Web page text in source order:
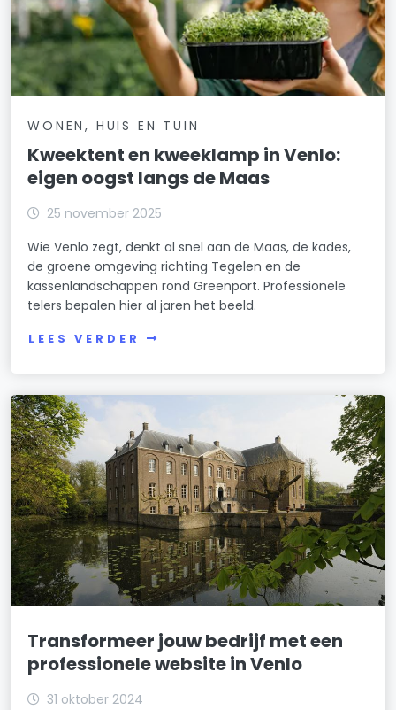
WONEN, HUIS EN TUIN
Kweektent en kweeklamp in Venlo:
eigen oogst langs de Maas
25 november 2025
Wie Venlo zegt, denkt al snel aan de Maas, de kades,
de groene omgeving richting Tegelen en de
kassenlandschappen rond Greenport. Professionele
telers bepalen hier al jaren het beeld.
LEES VERDER
Transformeer jouw bedrijf met een
professionele website in Venlo
31 oktober 2024